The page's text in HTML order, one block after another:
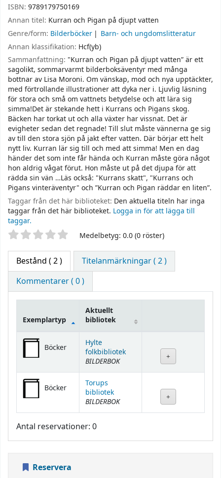
ISBN: 9789179750169
Annan titel: Kurran och Pigan på djupt vatten
Genre/form: Bilderböcker
Barn- och ungdomslitteratur
Annan klassifikation: Hcf(yb)
Sammanfattning: "Kurran och Pigan på djupt vatten” är ett
sagolikt, sommarvarmt bilderboksäventyr med många
bottnar av Lisa Moroni. Om vänskap, mod och nya upptäckter,
med förtrollande illustrationer att dyka ner i. Ljuvlig läsning
för stora och små om vattnets betydelse och att lära sig
simma!Det är stekande hett i Kurrans och Pigans skog.
Bäcken har torkat ut och alla växter har vissnat. Det är
evigheter sedan det regnade! Till slut måste vännerna ge sig
av till den stora sjön på jakt efter vatten. Där börjar ett helt
nytt liv. Kurran lär sig till och med att simma! Men en dag
händer det som inte får hända och Kurran måste göra något
hon aldrig vågat förut. Hon måste ut på det djupa för att
rädda sin vän …Läs också: "Kurrans skatt", "Kurrans och
Pigans vinteräventyr" och ”Kurran och Pigan räddar en liten”.
Taggar från det här biblioteket: Den aktuella titeln har inga
taggar från det här biblioteket. Logga in för att lägga till
taggar.
Betyg Medelbetyg: 0.0 (0 röster)
Bestånd ( 2 )
Titelanmärkningar ( 2 )
Kommentarer ( 0 )
Bestånd
Exemplartyp
Aktuellt
bibliotek
Böcker
Hylte
folkbibliotek
BILDERBOK
Böcker
Torups
bibliotek
BILDERBOK
Antal reservationer: 0
Reservera